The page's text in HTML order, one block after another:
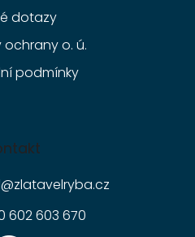
dotazy
ochrany o. ú.
podmínky
@zlatavelryba.cz
602 603 670